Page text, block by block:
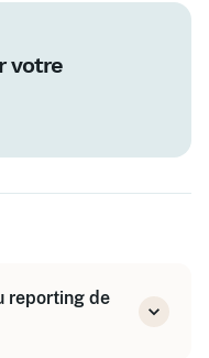
votre
reporting de